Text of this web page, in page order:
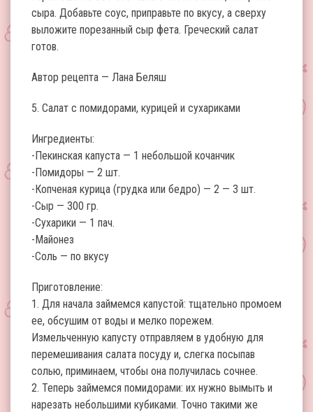
сыра. Добавьте соус, приправьте по вкусу, а сверху
выложите порезанный сыр фета. Греческий салат
готов.
Автор рецепта — Лана Беляш
5. Cалат с помидорами, курицей и сухариками
Ингредиенты:
-Пекинская капуста — 1 небольшой кочанчик
-Помидоры — 2 шт.
-Копченая курица (грудка или бедро) — 2 — 3 шт.
-Сыр — 300 гр.
-Сухарики — 1 пач.
-Майонез
-Соль — по вкусу
Приготовление:
1. Для начала займемся капустой: тщательно промоем
ее, обсушим от воды и мелко порежем.
Измельченную капусту отправляем в удобную для
перемешивания салата посуду и, слегка посыпав
солью, приминаем, чтобы она получилась сочнее.
2. Теперь займемся помидорами: их нужно вымыть и
нарезать небольшими кубиками. Точно такими же